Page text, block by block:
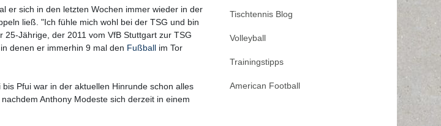
er sich in den letzten Wochen immer wieder in der
ließ. "Ich fühle mich wohl bei der TSG und bin
Jährige, der 2011 vom VfB Stuttgart zur TSG
denen er immerhin 9 mal den Fußball im Tor
Pfui war in der aktuellen Hinrunde schon alles
Anthony Modeste sich derzeit in einem
Tischtennis Blog
Volleyball
Trainingstipps
American Football